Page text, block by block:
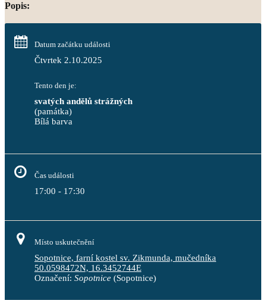
Popis:
Datum začátku události
Čtvrtek 2.10.2025
Tento den je:
svatých andělů strážných
(památka)
Bílá barva
Čas události
17:00 - 17:30
Místo uskutečnění
Sopotnice, farní kostel sv. Zikmunda, mučedníka
50.0598472N, 16.3452744E
Označení: Sopotnice (Sopotnice)